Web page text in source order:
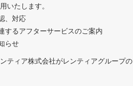
いたします。
、対応
するアフターサービスのご案内
らせ
ティア株式会社がレンティアグループの